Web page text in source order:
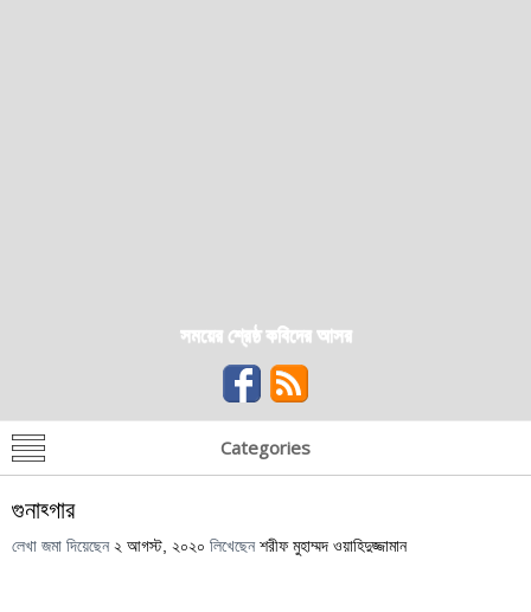
সময়ের শ্রেষ্ঠ কবিদের আসর
Categories
গুনাহ্গার
লেখা জমা দিয়েছেন ২ আগস্ট, ২০২০ লিখেছেন শরীফ মুহাম্মদ ওয়াহিদুজ্জামান